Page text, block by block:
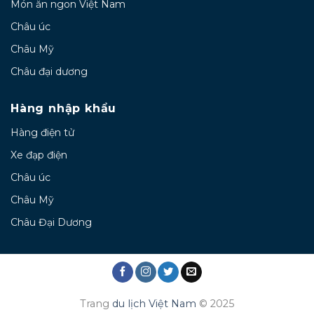
Món ăn ngon Việt Nam
Châu úc
Châu Mỹ
Châu đại dương
Hàng nhập khẩu
Hàng điện tử
Xe đạp điện
Châu úc
Châu Mỹ
Châu Đại Dương
Trang du lịch Việt Nam © 2025